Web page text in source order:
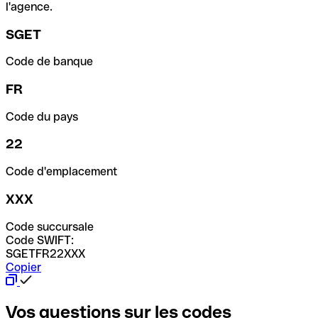
l'agence.
SGET
Code de banque
FR
Code du pays
22
Code d'emplacement
XXX
Code succursale
Code SWIFT:
SGETFR22XXX
Copier
Vos questions sur les codes